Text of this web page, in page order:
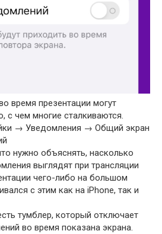
время презентации могут
с чем многие сталкиваются.
→ Уведомления → Общий экран
нужно объяснять, насколько
выглядят при трансляции
чего-либо на большом
с этим как на iPhone, так и
тумблер, который отключает
во время показана экрана.